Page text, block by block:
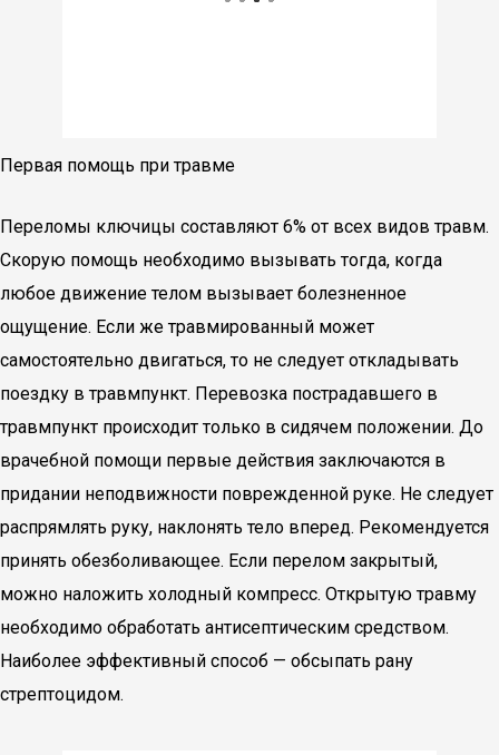
Первая помощь при травме
Переломы ключицы составляют 6% от всех видов травм.
Скорую помощь необходимо вызывать тогда, когда
любое движение телом вызывает болезненное
ощущение. Если же травмированный может
самостоятельно двигаться, то не следует откладывать
поездку в травмпункт. Перевозка пострадавшего в
травмпункт происходит только в сидячем положении. До
врачебной помощи первые действия заключаются в
придании неподвижности поврежденной руке. Не следует
распрямлять руку, наклонять тело вперед. Рекомендуется
принять обезболивающее. Если перелом закрытый,
можно наложить холодный компресс. Открытую травму
необходимо обработать антисептическим средством.
Наиболее эффективный способ — обсыпать рану
стрептоцидом.